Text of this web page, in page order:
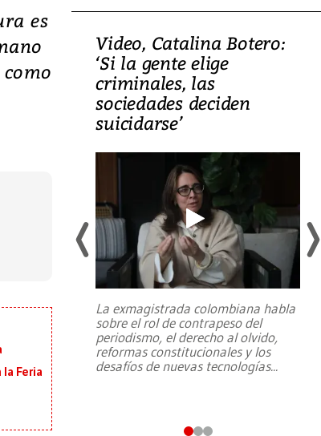
es
Feria
una
Video, Catalina Botero:
‘Si la gente elige
criminales, las
sociedades deciden
suicidarse’
La exmagistrada colombiana habla
sobre el rol de contrapeso del
periodismo, el derecho al olvido,
reformas constitucionales y los
desafíos de nuevas tecnologías...